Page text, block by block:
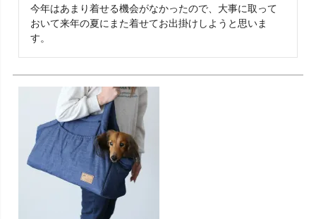
今年はあまり着せる機会がなかったので、大事に取って
おいて来年の夏にまた着せてお出掛けしようと思いま
す。